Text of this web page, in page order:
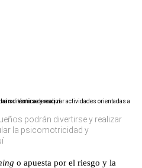
podrán divertirse y realizar
la psicomotricidad y
o apuesta por el riesgo y la